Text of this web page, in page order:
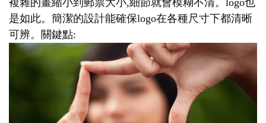
複雜的畫縮小到郵票大小,細節就會模糊不清。logo也
是如此。簡潔的設計能確保logo在各種尺寸下都清晰
可辨。關鍵點: